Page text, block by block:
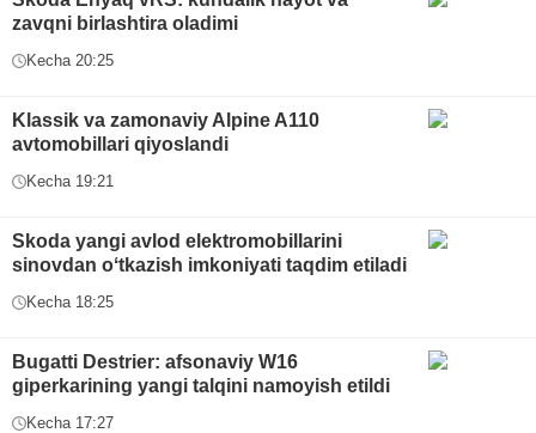
zavqni birlashtira oladimi
Kecha 20:25
Klassik va zamonaviy Alpine A110
avtomobillari qiyoslandi
Kecha 19:21
Skoda yangi avlod elektromobillarini
sinovdan oʻtkazish imkoniyati taqdim etiladi
Kecha 18:25
Bugatti Destrier: afsonaviy W16
giperkarining yangi talqini namoyish etildi
Kecha 17:27